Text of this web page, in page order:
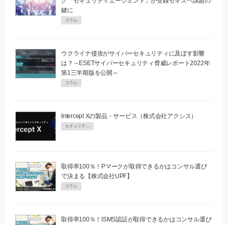
鍵に
コラム
ウクライナ侵攻がサイバーセキュリティに及ぼす影響
は？～ESETサイバーセキュリティ脅威レポート2022年
第1三半期版を公開～
コラム
Intercept Xの製品・サービス（株式会社アクシス）
セキュリティPR
取得率100％！Pマークが取得できるかはコンサル選び
で決まる【株式会社UPF】
コラム
取得率100％！ISMS認証が取得できるかはコンサル選び